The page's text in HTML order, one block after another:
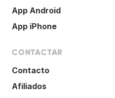
App Android
App iPhone
CONTACTAR
Contacto
Afiliados